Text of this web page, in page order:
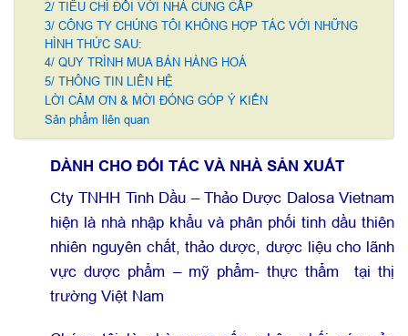
2/ TIÊU CHÍ ĐỐI VỚI NHÀ CUNG CẤP
3/ CÔNG TY CHÚNG TÔI KHÔNG HỢP TÁC VỚI NHỮNG
HÌNH THỨC SAU:
4/ QUY TRÌNH MUA BÁN HÀNG HOÁ
5/ THÔNG TIN LIÊN HỆ
LỜI CẢM ƠN & MỜI ĐÓNG GÓP Ý KIẾN
Sản phẩm liên quan
DÀNH CHO ĐỐI TÁC VÀ NHÀ SẢN XUẤT
Cty TNHH Tinh Dầu – Thảo Dược Dalosa Vietnam
hiện là nhà nhập khẩu và phân phối tinh dầu thiên
nhiên nguyên chất, thảo dược, dược liệu cho lãnh
vực dược phẩm – mỹ phẩm- thực thẩm tại thị
trường Việt Nam